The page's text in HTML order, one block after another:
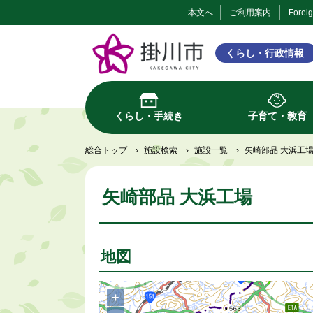
本文へ ご利用案内
くらし・行政情報
くらし・手続き 子育て・教育
総合トップ › 施設検索 › 施設一覧 › 矢崎部品 大浜工場
矢崎部品 大浜工場
地図
+